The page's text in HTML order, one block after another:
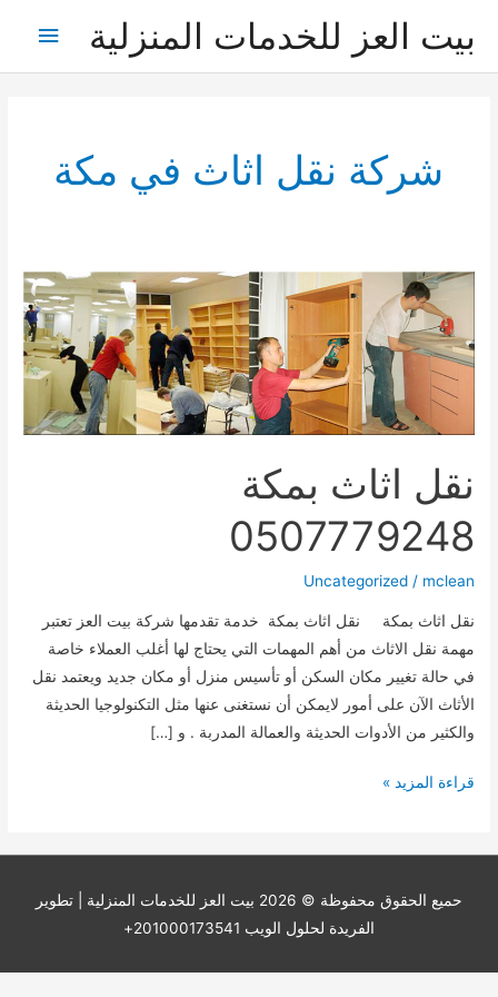
بيت العز للخدمات المنزلية
شركة نقل اثاث في مكة
نقل اثاث بمكة
0507779248
Uncategorized/ mclean
نقل اثاث بمكة نقل اثاث بمكة خدمة تقدمها شركة بيت العز تعتبر
مهمة نقل الاثاث من أهم المهمات التي يحتاج لها أغلب العملاء خاصة
في حالة تغيير مكان السكن أو تأسيس منزل أو مكان جديد ويعتمد نقل
الأثاث الآن على أمور لايمكن أن نستغنى عنها مثل التكنولوجيا الحديثة
والكثير من الأدوات الحديثة والعمالة المدربة . و […]
نقل
قراءة المزيد »
حميع الحقوق محفوظة © 2026 بيت العز للخدمات المنزلية | تطوير
الفريدة لحلول الويب 201000173541+